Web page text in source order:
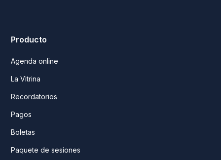
Producto
Agenda online
La Vitrina
Recordatorios
Pagos
Boletas
Paquete de sesiones